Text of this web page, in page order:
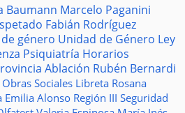
Baumann Marcelo Paganini
Fabián Rodríguez
género Unidad de Género Ley
Psiquiatría Horarios
Ablación Rubén Bernardi
Obras Sociales Libreta Rosana
Emilia Alonso Región III Seguridad